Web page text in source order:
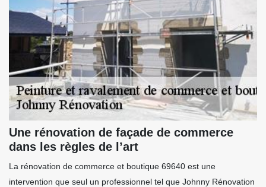
Une rénovation de façade de commerce
dans les règles de l’art
La rénovation de commerce et boutique 69640 est une
intervention que seul un professionnel tel que Johnny Rénovation